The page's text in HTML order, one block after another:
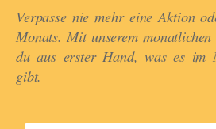
Verpasse nie mehr eine Aktion
Monats. Mit unserem
du aus erster Hand, was es im
gibt.​